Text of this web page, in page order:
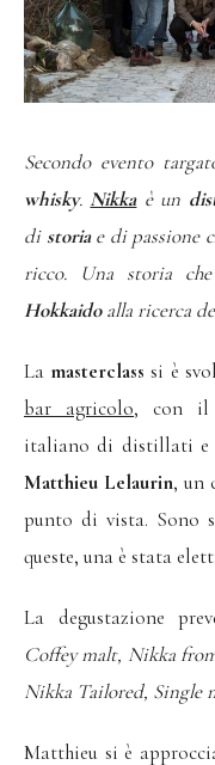
Secondo evento
whisky.Nikkaè un
di storiae di passione
ricco. Una storia
Hokkaidoalla ricerca
Lamasterclass si è
bar agricolo, con il
italiano di distillati e
Matthieu Lelaurin, un
punto di vista. Sono
queste, una è stata
La degustazione
Coffey malt, Nikka
Nikka Tailored, Single
Matthieu si è